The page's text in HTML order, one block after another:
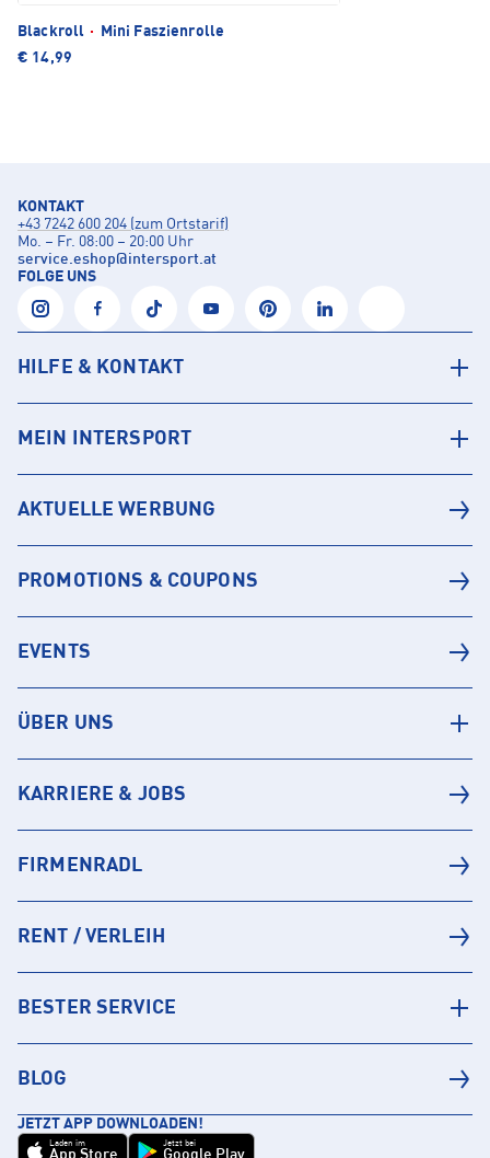
Blackroll ·
Mini Faszienrolle
€ 14,99
KONTAKT
+43 7242 600 204 (zum Ortstarif)
Mo. – Fr. 08:00 – 20:00 Uhr
service.eshop@intersport.at
FOLGE UNS
HILFE & KONTAKT
MEIN INTERSPORT
AKTUELLE WERBUNG
PROMOTIONS & COUPONS
EVENTS
ÜBER UNS
KARRIERE & JOBS
FIRMENRADL
RENT / VERLEIH
BESTER SERVICE
BLOG
JETZT APP DOWNLOADEN!
Laden im
App Store
Jetzt bei
Google Play